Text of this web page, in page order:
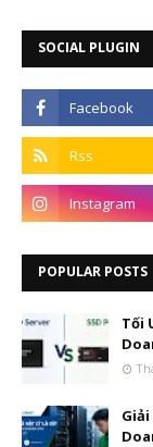
SOCIAL PLUGIN
POPULAR POSTS
Tối